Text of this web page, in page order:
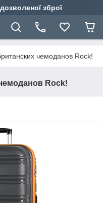
зброї
чемоданов Rock!
Rock!